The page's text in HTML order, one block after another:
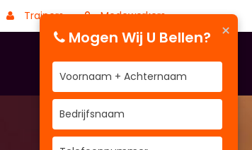
Trainers Medewerkers
×
Mogen Wij U Bellen?